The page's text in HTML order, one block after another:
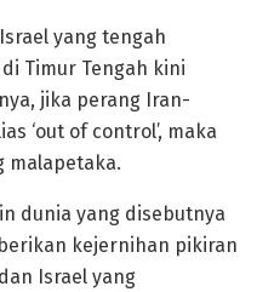
yang tengah
Timur Tengah kini
jika perang Iran-
‘out of control’, maka
malapetaka.
dunia yang disebutnya
kejernihan pikiran
Israel yang